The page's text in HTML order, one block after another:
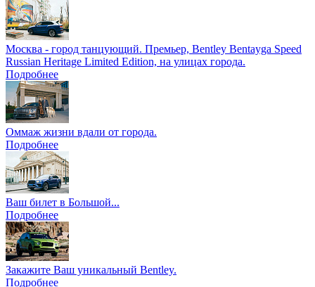
Москва - город танцующий. Премьер, Bentley Bentayga Speed
Russian Heritage Limited Edition, на улицах города.
Подробнее
Оммаж жизни вдали от города.
Подробнее
Ваш билет в Большой...
Подробнее
Закажите Ваш уникальный Bentley.
Подробнее